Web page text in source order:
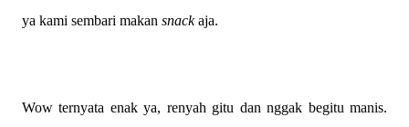
ya kami sembari makan snackaja.
Wow ternyata enak ya, renyah gitu dan nggak begitu manis.